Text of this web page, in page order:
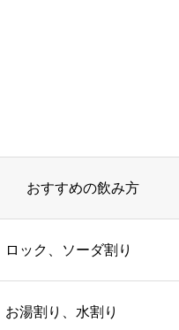
おすすめの飲み方
ロック、ソーダ割り
お湯割り、水割り